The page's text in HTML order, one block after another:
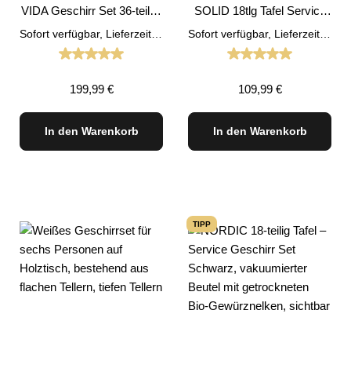
VIDA Geschirr Set 36-teilig,
Durchschnittliche Bewertung von 5 von 5 Sternen
Regulärer Preis:
199,99 €
In den Warenkorb
SOLID 18tlg Tafel Service
Durchschnittliche
Regulärer Preis:
109,99 €
In den Warenkorb
TIPP